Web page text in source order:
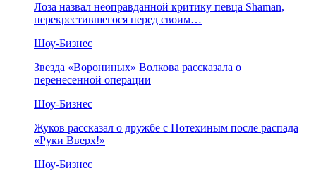
Лоза назвал неоправданной критику певца Shaman,
перекрестившегося перед своим…
Шоу-Бизнес
Звезда «Ворониных» Волкова рассказала о
перенесенной операции
Шоу-Бизнес
Жуков рассказал о дружбе с Потехиным после распада
«Руки Вверх!»
Шоу-Бизнес